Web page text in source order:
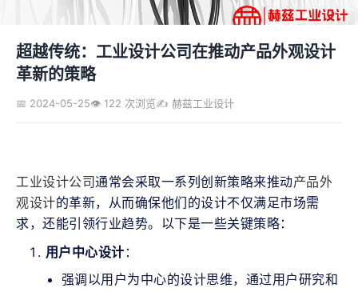
超越传统：工业设计公司在推动产品外观设计
革新的策略
📅 2024-05-25👁️ 122 次浏览✍️ 赫兹工业设计
工业设计公司通常会采取一系列创新策略来推动产品外
观设计的革新，从而确保他们的设计不仅满足市场需
求，还能引领行业趋势。以下是一些关键策略：
用户中心设计 ：
强调以用户为中心的设计思维，通过用户研究和